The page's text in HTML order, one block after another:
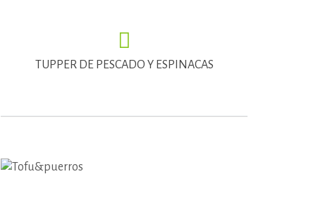
TUPPER DE PESCADO Y ESPINACAS